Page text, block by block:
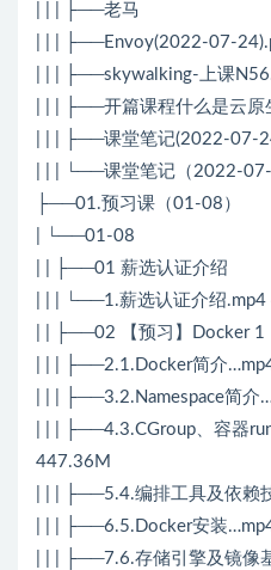
| | | ├──老马
| | | ├──Envoy(2022-07-
| | | ├──skywalking-上课
| | | ├──开篇课程什么是云
| | | ├──课堂笔记(2022-07-
| | | └──课堂笔记（2022-
├──01.预习课（01-08）
| └──01-08
| | ├──01 薪选认证介绍
| | | └──1.薪选认证介绍
| | ├──02 【预习】Docker 1
| | | ├──2.1.Docker简介
| | | ├──3.2.Namespace简
| | | ├──4.3.CGroup、容器
447.36M
| | | ├──5.4.编排工具及依赖
| | | ├──6.5.Docker安装
| | | ├──7.6.存储引擎及镜像